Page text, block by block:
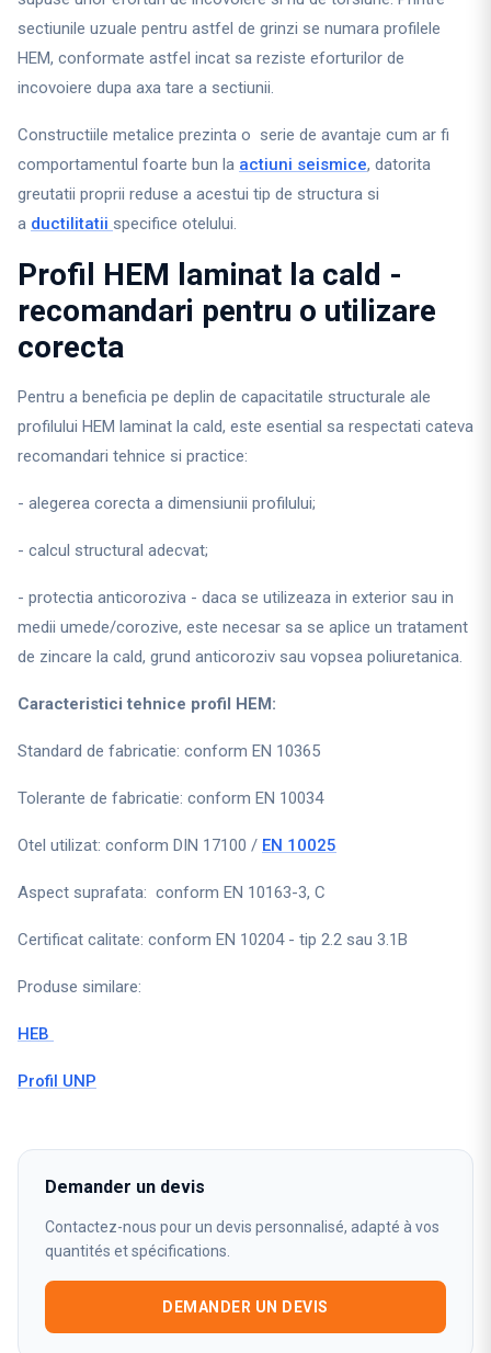
sectiunile uzuale pentru astfel de grinzi se numara profilele
HEM, conformate astfel incat sa reziste eforturilor de
incovoiere dupa axa tare a sectiunii.
Constructiile metalice prezinta o serie de avantaje cum ar fi
comportamentul foarte bun la actiuni seismice, datorita
greutatii proprii reduse a acestui tip de structura si
a ductilitatii specifice otelului.
Profil HEM laminat la cald -
recomandari pentru o utilizare
corecta
Pentru a beneficia pe deplin de capacitatile structurale ale
profilului HEM laminat la cald, este esential sa respectati cateva
recomandari tehnice si practice:
- alegerea corecta a dimensiunii profilului;
- calcul structural adecvat;
- protectia anticoroziva - daca se utilizeaza in exterior sau in
medii umede/corozive, este necesar sa se aplice un tratament
de zincare la cald, grund anticoroziv sau vopsea poliuretanica.
Caracteristici tehnice profil HEM:
Standard de fabricatie: conform EN 10365
Tolerante de fabricatie: conform EN 10034
Otel utilizat: conform DIN 17100 / EN 10025
Aspect suprafata: conform EN 10163-3, C
Certificat calitate: conform EN 10204 - tip 2.2 sau 3.1B
Produse similare:
HEB
Profil UNP
Demander un devis
Contactez-nous pour un devis personnalisé, adapté à vos
quantités et spécifications.
DEMANDER UN DEVIS